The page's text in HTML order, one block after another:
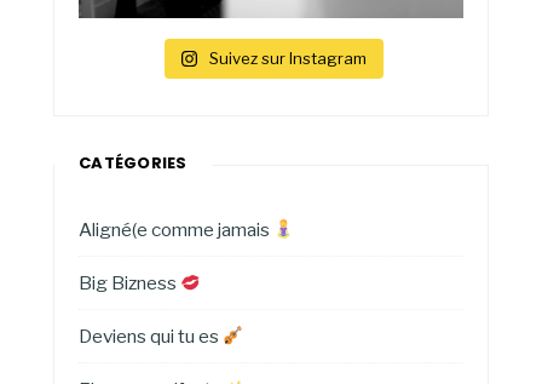
Suivez sur Instagram
CATÉGORIES
Aligné(e comme jamais
Big Bizness
Deviens qui tu es